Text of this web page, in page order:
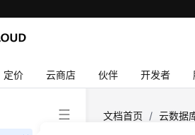
定价 云商店 伙伴 开发者
域）
快速入门 文档首页 / 云数据